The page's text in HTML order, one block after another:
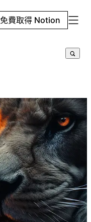
免費取得 Notion